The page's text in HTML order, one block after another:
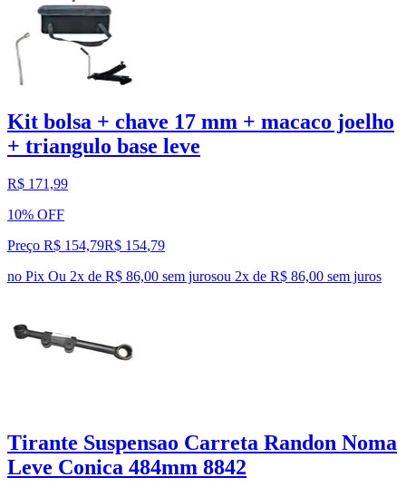
Kit bolsa + chave 17 mm + macaco joelho
+ triangulo base leve
R$ 171,99
10% OFF
Preço R$ 154,79R$ 154,79
no Pix Ou 2x de R$ 86,00 sem jurosou 2x de R$ 86,00 sem juros
Tirante Suspensao Carreta Randon Noma
Leve Conica 484mm 8842